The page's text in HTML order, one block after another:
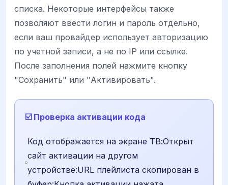
списка. Некоторые интерфейсы также
позволяют ввести логин и пароль отдельно,
если ваш провайдер использует авторизацию
по учетной записи, а не по IP или ссылке.
После заполнения полей нажмите кнопку
"Сохранить" или "Активировать".
☑️ Проверка активации кода
Код отображается на экране ТВ:Открыт
сайт активации на другом
устройстве:URL плейлиста скопирован в